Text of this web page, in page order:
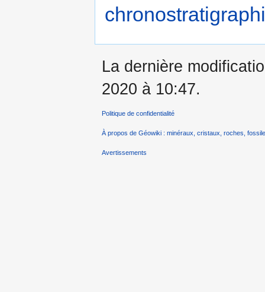
La dernière
2020 à 10:47.
Politique de confidentialité
À propos de Géowiki : minéraux, cristaux, roches,
Avertissements